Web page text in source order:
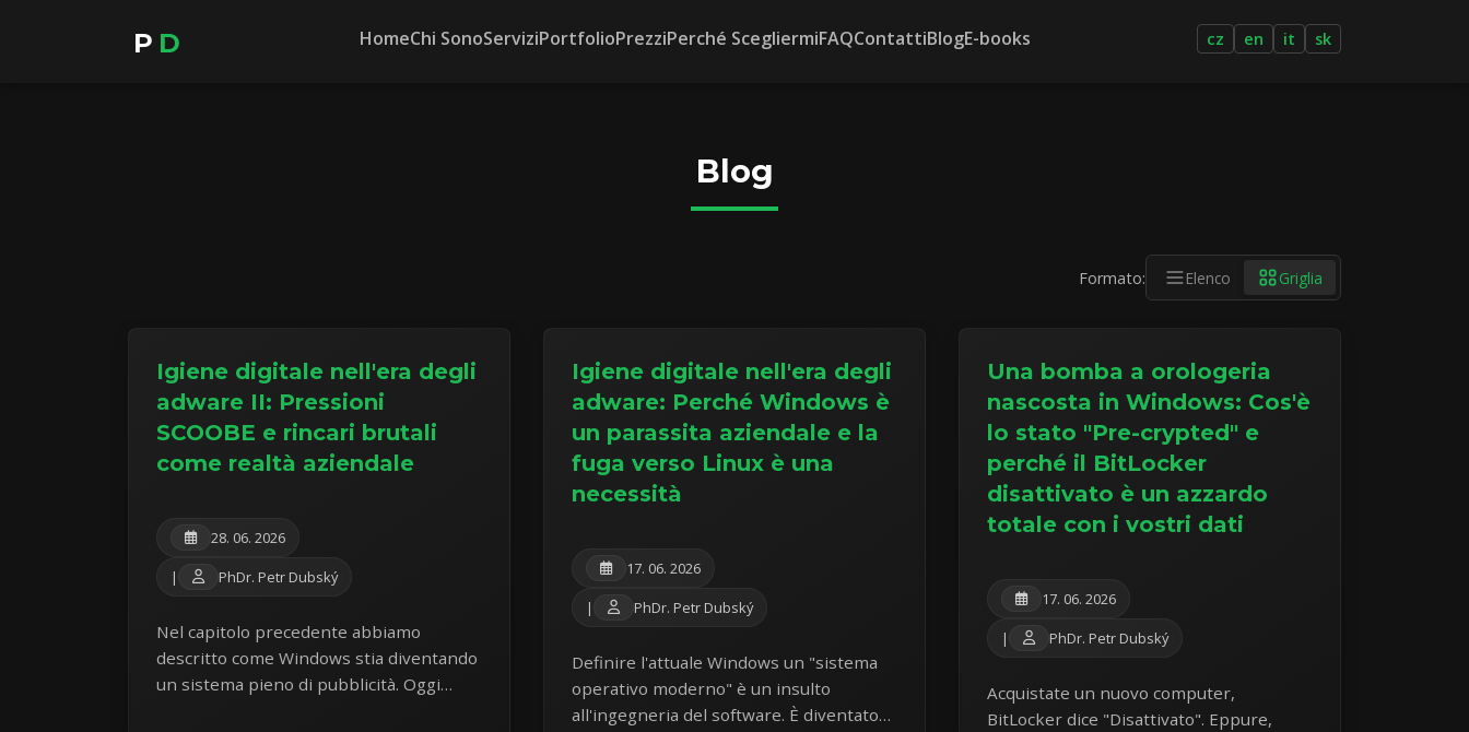
P D HomeChi SonoServiziPortfolioPrezziPerché ScegliermiFAQContattiBlogE-books cz en it sk
Blog
Formato: Elenco Griglia
Igiene digitale nell'era degli
adware II: Pressioni
SCOOBE e rincari brutali
come realtà aziendale
28. 06. 2026
|
PhDr. Petr Dubský
Nel capitolo precedente abbiamo
descritto come Windows stia diventando
un sistema pieno di pubblicità. Oggi
Igiene digitale nell'era degli
adware: Perché Windows è
un parassita aziendale e la
fuga verso Linux è una
necessità
17. 06. 2026
|
PhDr. Petr Dubský
Definire l'attuale Windows un "sistema
operativo moderno" è un insulto
all'ingegneria del software. È diventato
Una bomba a orologeria
nascosta in Windows: Cos'è
lo stato "Pre-crypted" e
perché il BitLocker
disattivato è un azzardo
totale con i vostri dati
17. 06. 2026
|
PhDr. Petr Dubský
Acquistate un nuovo computer,
BitLocker dice "Disattivato". Eppure,